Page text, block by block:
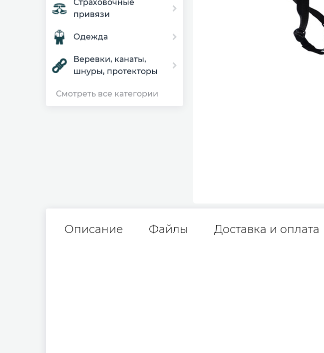
Страховочные
привязи
Одежда
Веревки, канаты,
шнуры, протекторы
Смотреть все категории
Описание Файлы Доставка и оплата